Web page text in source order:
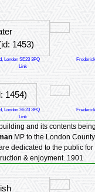
London SE23 3PQ
Link
London SE23 3PQ
Link
and its contents
MP to the London
dedicated to the public
& enjoyment. 1901